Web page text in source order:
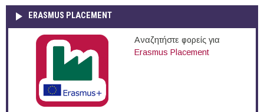
ERASMUS PLACEMENT
Αναζητήστε φορείς για
Erasmus Placement